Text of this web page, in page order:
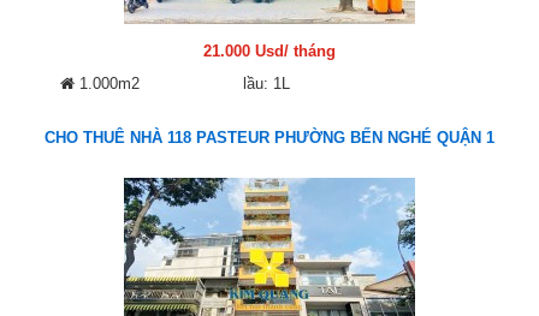
21.000 Usd/ tháng
1.000m2
lầu: 1L
CHO THUÊ NHÀ 118 PASTEUR PHƯỜNG BẾN NGHÉ QUẬN 1